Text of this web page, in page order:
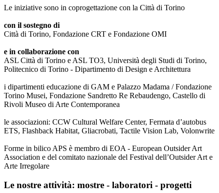
Le iniziative sono in coprogettazione con la Città di Torino
con il sostegno di
Città di Torino, Fondazione CRT e Fondazione OMI
e in collaborazione con
ASL Città di Torino e ASL TO3, Università degli Studi di Torino,
Politecnico di Torino - Dipartimento di Design e Architettura
i dipartimenti educazione di GAM e Palazzo Madama / Fondazione
Torino Musei, Fondazione Sandretto Re Rebaudengo, Castello di
Rivoli Museo di Arte Contemporanea
le associazioni: CCW Cultural Welfare Center, Fermata d’autobus
ETS, Flashback Habitat, Gliacrobati, Tactile Vision Lab, Volonwrite
Forme in bilico APS è membro di EOA - European Outsider Art
Association e del comitato nazionale del Festival dell’Outsider Art e
Arte Irregolare
Le nostre attività: mostre - laboratori - progetti